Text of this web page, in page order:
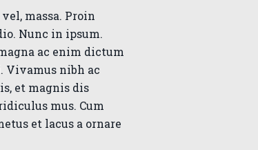
massa. Proin
Nunc in ipsum.
ac enim dictum
Vivamus nibh ac
et magnis dis
mus. Cum
et lacus a ornare